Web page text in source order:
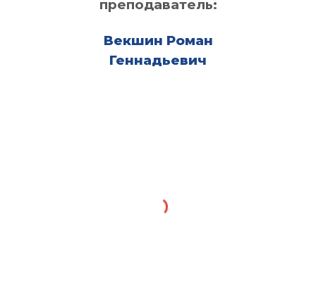
преподаватель:
Векшин Роман
Геннадьевич